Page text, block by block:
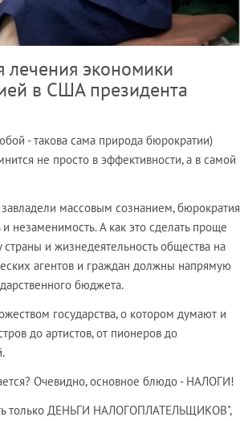
экономики
в США президента
- такова сама природа бюрократии)
не просто в эффективности, а в самой
массовым сознанием, бюрократия
незаменимость. А как это сделать проще
и жизнедеятельность общества на
агентов и граждан должны напрямую
бюджета.
государства, о котором думают и
до артистов, от пионеров до
Очевидно, основное блюдо - НАЛОГИ!
только ДЕНЬГИ НАЛОГОПЛАТЕЛЬЩИКОВ",